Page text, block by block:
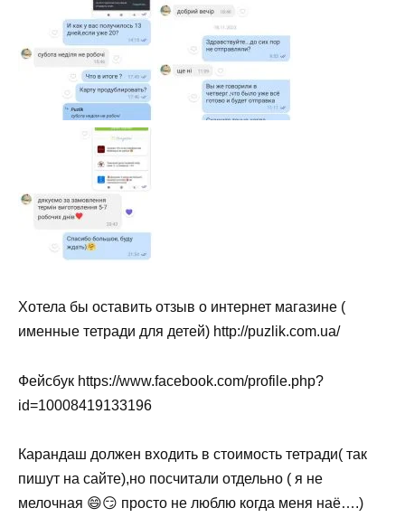
Хотела бы оставить отзыв о интернет магазине (
именные тетради для детей) http://puzlik.com.ua/
Фейсбук https://www.facebook.com/profile.php?
id=10008419133196
Карандаш должен входить в стоимость тетради( так
пишут на сайте),но посчитали отдельно ( я не
мелочная 😄😏 просто не люблю когда меня наё….)